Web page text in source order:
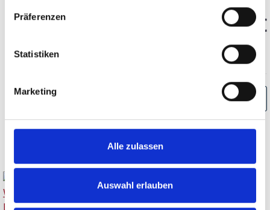
Präferenzen
Statistiken
Marketing
Alle zulassen
Auswahl erlauben
(135,33 € / 1 Liter)
101,50 €
BESTELLEN
2018